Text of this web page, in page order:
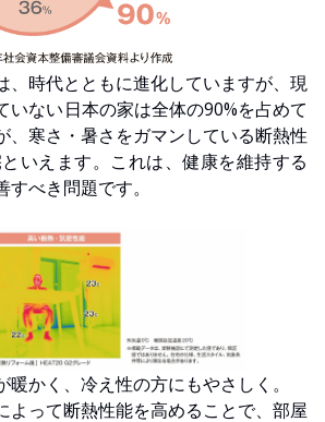
、時代とともに進化していますが、現
いない日本の家は全体の90%を占めて
、寒さ・暑さをガマンしている断熱性
いえます。これは、健康を維持する
べき問題です。
かく、冷え性の方にもやさしく。
よって断熱性能を高めることで、部屋